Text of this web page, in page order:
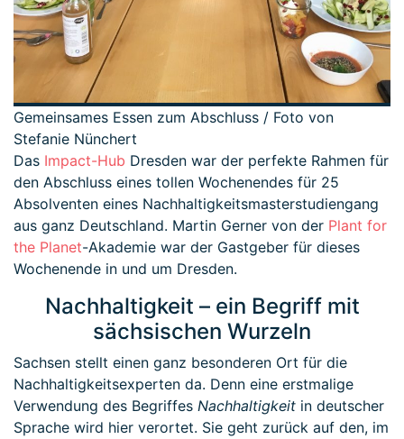
Gemeinsames Essen zum Abschluss / Foto von
Stefanie Nünchert
Das Impact-Hub Dresden war der perfekte Rahmen für
den Abschluss eines tollen Wochenendes für 25
Absolventen eines Nachhaltigkeitsmasterstudiengang
aus ganz Deutschland. Martin Gerner von der Plant for
the Planet-Akademie war der Gastgeber für dieses
Wochenende in und um Dresden.
Nachhaltigkeit – ein Begriff mit
sächsischen Wurzeln
Sachsen stellt einen ganz besonderen Ort für die
Nachhaltigkeitsexperten da. Denn eine erstmalige
Verwendung des Begriffes Nachhaltigkeit in deutscher
Sprache wird hier verortet. Sie geht zurück auf den, im